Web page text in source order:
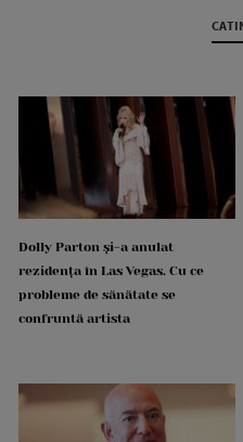
Dolly Parton și-a anulat
rezidența în Las Vegas. Cu ce
probleme de sănătate se
confruntă artista